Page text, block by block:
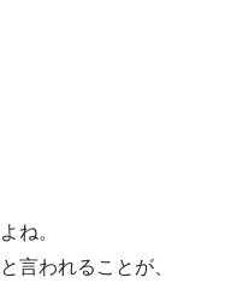
ね。
言われることが、